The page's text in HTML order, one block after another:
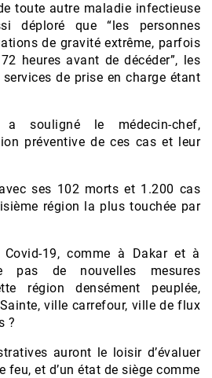
toute autre maladie infectieuse
déploré que “les personnes
de gravité extrême, parfois
heures avant de décéder”, les
de prise en charge étant
a souligné le médecin-chef,
préventive de ces cas et leur
ses 102 morts et 1.200 cas
région la plus touchée par
19, comme à Dakar et à
pas de nouvelles mesures
région densément peuplée,
ville carrefour, ville de flux
?
auront le loisir d’évaluer
feu, et d’un état de siège comme